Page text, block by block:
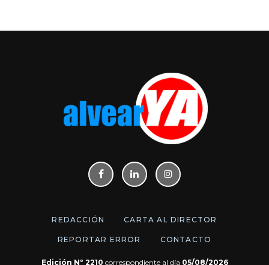
REDACCIÓN CARTA AL DIRECTOR
REPORTAR ERROR CONTACTO
Edición Nº 2210 correspondiente al día 05/08/2026